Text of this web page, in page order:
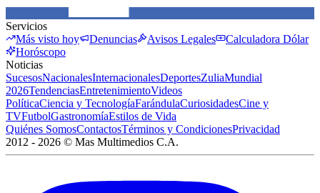
Servicios
Más visto hoy
Denuncias Avisos Legales
Calculadora Dólar
Horóscopo
Noticias
SucesosNacionalesInternacionalesDeportesZuliaMundial
2026TendenciasEntretenimientoVideos
PolíticaCiencia y TecnologíaFarándulaCuriosidadesCine y
TVFutbolGastronomíaEstilos de Vida
Quiénes SomosContactosTérminos y CondicionesPrivacidad
2012 - 2026 © Mas Multimedios C.A.